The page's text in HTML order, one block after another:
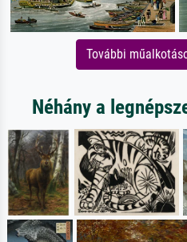
További
Néhány a